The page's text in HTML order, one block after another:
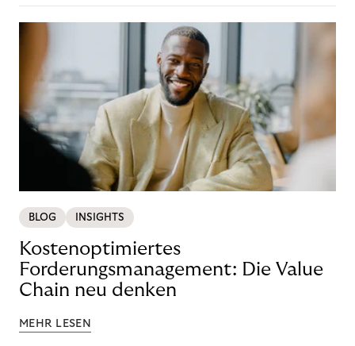
BLOG INSIGHTS
Kostenoptimiertes
Forderungsmanagement: Die Value
Chain neu denken
MEHR LESEN